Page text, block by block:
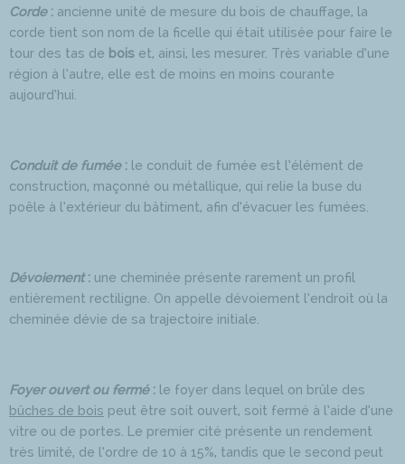
Corde : ancienne unité de mesure du bois de chauffage, la
corde tient son nom de la ficelle qui était utilisée pour faire le
tour des tas de bois et, ainsi, les mesurer. Très variable d’une
région à l’autre, elle est de moins en moins courante
aujourd’hui.
Conduit de fumée : le conduit de fumée est l’élément de
construction, maçonné ou métallique, qui relie la buse du
poêle à l’extérieur du bâtiment, afin d’évacuer les fumées.
Dévoiement: une cheminée présente rarement un profil
entièrement rectiligne. On appelle dévoiement l’endroit où la
cheminée dévie de sa trajectoire initiale.
Foyer ouvert ou fermé : le foyer dans lequel on brûle des
bûches de bois peut être soit ouvert, soit fermé à l’aide d’une
vitre ou de portes. Le premier cité présente un rendement
très limité, de l’ordre de 10 à 15%, tandis que le second peut